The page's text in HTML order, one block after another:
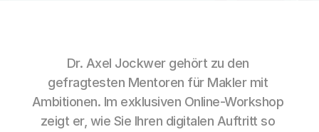
Dr. Axel Jockwer gehört zu den
gefragtesten Mentoren für Makler mit
Ambitionen. Im exklusiven Online-Workshop
zeigt er, wie Sie Ihren digitalen Auftritt so